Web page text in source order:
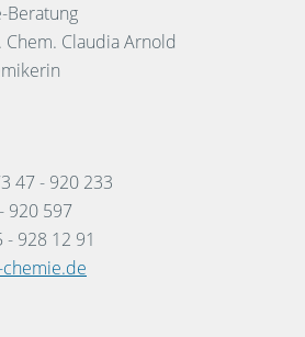
Beratung
Chem. Claudia Arnold
47 - 920 233
920 597
- 928 12 91